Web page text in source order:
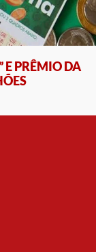
E PRÊMIO DA